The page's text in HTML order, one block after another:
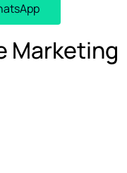
Marketing